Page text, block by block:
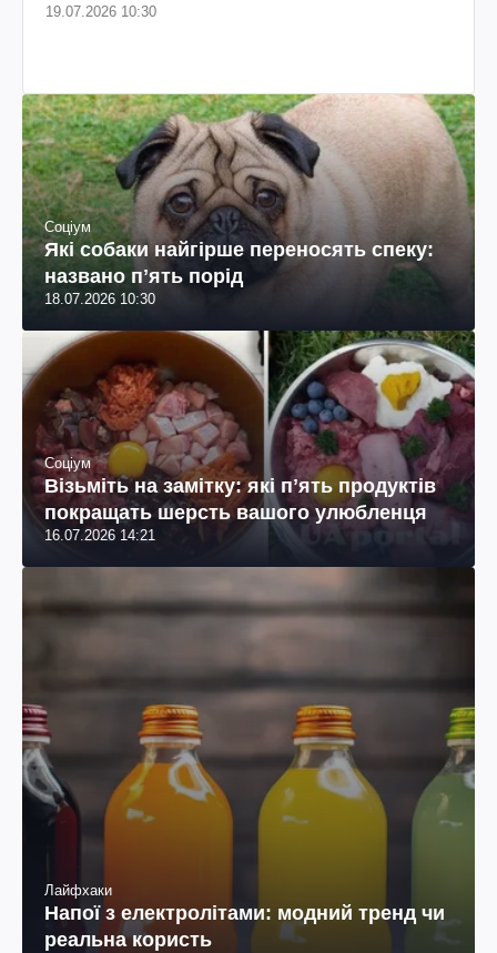
19.07.2026 10:30
Соціум
Які собаки найгірше переносять спеку:
названо пʼять порід
18.07.2026 10:30
Соціум
Візьміть на замітку: які пʼять продуктів
покращать шерсть вашого улюбленця
16.07.2026 14:21
Лайфхаки
Напої з електролітами: модний тренд чи
реальна користь